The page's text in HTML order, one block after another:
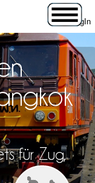
für Zug,